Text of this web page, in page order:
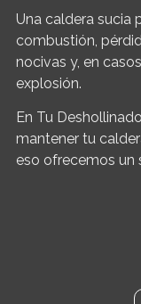
Una caldera sucia
combustión,
nocivas y, en
explosión.
En Tu
mantener tu
eso ofrecemos un